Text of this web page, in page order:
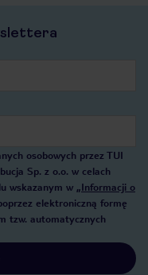
osobowych przez TUI
Sp. z o.o. w celach
wskazanym w „Informacji o
elektroniczną formę
tzw. automatycznych